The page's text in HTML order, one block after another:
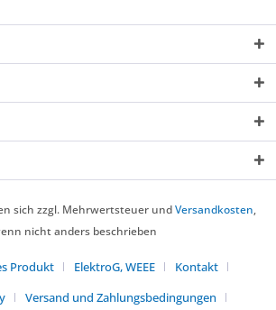
sich zzgl. Mehrwertsteuer undVersandkosten,
nicht anders beschrieben
Produkt ElektroG, WEEE
Kontakt
Versand und Zahlungsbedingungen